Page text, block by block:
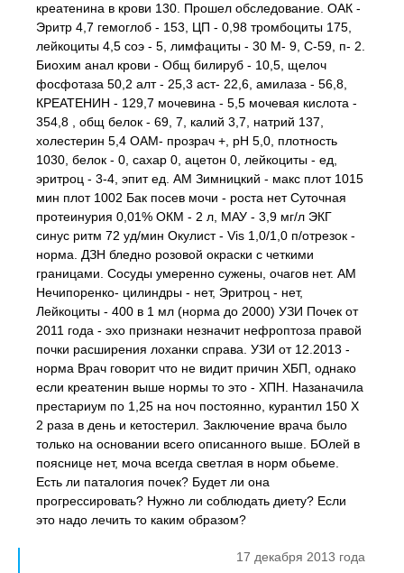
креатенина в крови 130. Прошел обследование. ОАК -
Эритр 4,7 гемоглоб - 153, ЦП - 0,98 тромбоциты 175,
лейкоциты 4,5 соэ - 5, лимфациты - 30 М- 9, С-59, п- 2.
Биохим анал крови - Общ билируб - 10,5, щелоч
фосфотаза 50,2 алт - 25,3 аст- 22,6, амилаза - 56,8,
КРЕАТЕНИН - 129,7 мочевина - 5,5 мочевая кислота -
354,8 , общ белок - 69, 7, калий 3,7, натрий 137,
холестерин 5,4 ОАМ- прозрач +, pH 5,0, плотность
1030, белок - 0, сахар 0, ацетон 0, лейкоциты - ед,
эритроц - 3-4, эпит ед. АМ Зимницкий - макс плот 1015
мин плот 1002 Бак посев мочи - роста нет Суточная
протеинурия 0,01% ОКМ - 2 л, МАУ - 3,9 мг/л ЭКГ
синус ритм 72 уд/мин Окулист - Vis 1,0/1,0 п/отрезок -
норма. ДЗН бледно розовой окраски с четкими
границами. Сосуды умеренно сужены, очагов нет. АМ
Нечипоренко- цилиндры - нет, Эритроц - нет,
Лейкоциты - 400 в 1 мл (норма до 2000) УЗИ Почек от
2011 года - эхо признаки незначит нефроптоза правой
почки расширения лоханки справа. УЗИ от 12.2013 -
норма Врач говорит что не видит причин ХБП, однако
если креатенин выше нормы то это - ХПН. Назаначила
престариум по 1,25 на ноч постоянно, курантил 150 Х
2 раза в день и кетостерил. Заключение врача было
только на основании всего описанного выше. БОлей в
пояснице нет, моча всегда светлая в норм обьеме.
Есть ли паталогия почек? Будет ли она
прогрессировать? Нужно ли соблюдать диету? Если
это надо лечить то каким образом?
17 декабря 2013 года